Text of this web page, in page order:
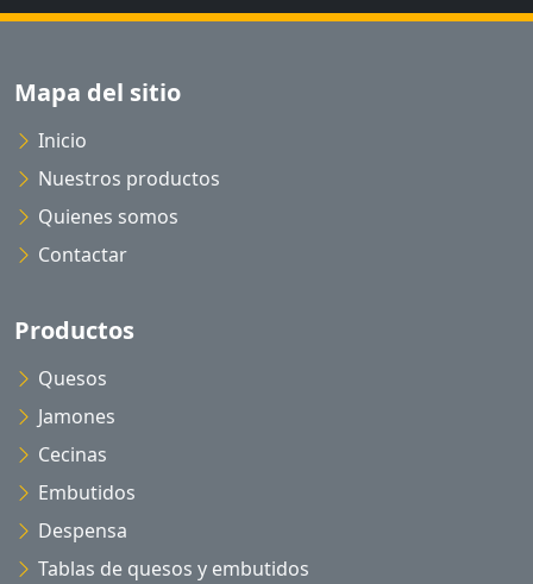
Mapa del sitio
Inicio
Nuestros productos
Quienes somos
Contactar
Productos
Quesos
Jamones
Cecinas
Embutidos
Despensa
Tablas de quesos y embutidos